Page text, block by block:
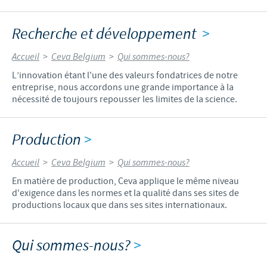
Recherche et développement >
Accueil > Ceva Belgium > Qui sommes-nous?
L’innovation étant l'une des valeurs fondatrices de notre
entreprise, nous accordons une grande importance à la
nécessité de toujours repousser les limites de la science.
Production >
Accueil > Ceva Belgium > Qui sommes-nous?
En matière de production, Ceva applique le même niveau
d'exigence dans les normes et la qualité dans ses sites de
productions locaux que dans ses sites internationaux.
Qui sommes-nous?>